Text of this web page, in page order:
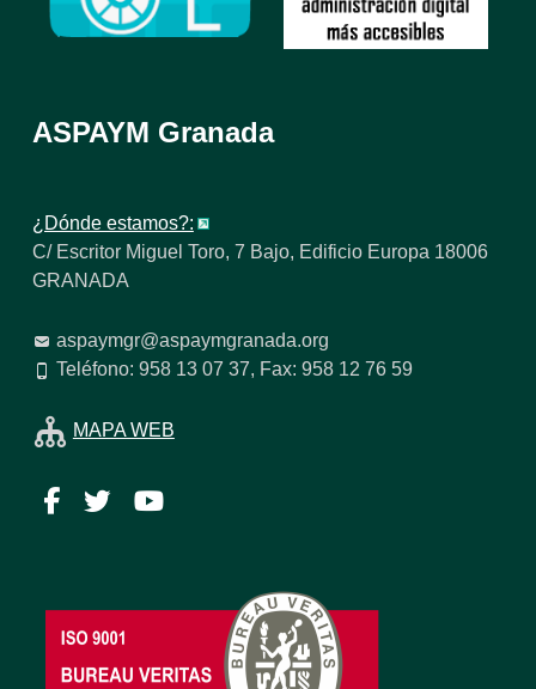
ASPAYM Granada
¿Dónde estamos?:
C/ Escritor Miguel Toro, 7 Bajo, Edificio Europa 18006
GRANADA
aspaymgr@aspaymgranada.org
Teléfono: 958 13 07 37, Fax: 958 12 76 59
MAPA WEB
Facebook
TwitterYouTube